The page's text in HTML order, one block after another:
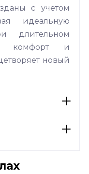
с учетом
идеальную
длительном
комфорт и
новый